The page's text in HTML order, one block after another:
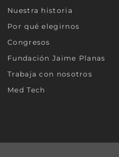
Nuestra historia
Por qué elegirnos
Congresos
Fundación Jaime Planas
Trabaja con nosotros
Med Tech